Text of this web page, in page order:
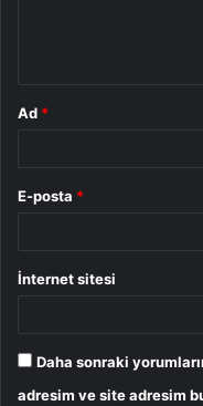
Ad *
E-posta *
İnternet sitesi
Daha sonraki
adresim ve site adresim